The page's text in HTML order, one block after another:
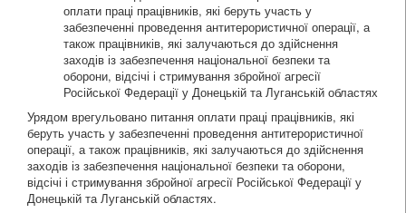
оплати праці працівників, які беруть участь у
забезпеченні проведення антитерористичної операції, а
також працівників, які залучаються до здійснення
заходів із забезпечення національної безпеки та
оборони, відсічі і стримування збройної агресії
Російської Федерації у Донецькій та Луганській областях
Урядом врегульовано питання оплати праці працівників, які
беруть участь у забезпеченні проведення антитерористичної
операції, а також працівників, які залучаються до здійснення
заходів із забезпечення національної безпеки та оборони,
відсічі і стримування збройної агресії Російської Федерації у
Донецькій та Луганській областях.